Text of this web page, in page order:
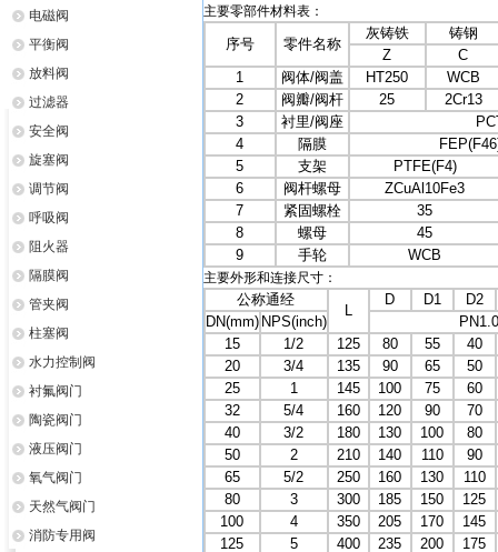
电磁阀
平衡阀
放料阀
过滤器
安全阀
旋塞阀
调节阀
呼吸阀
阻火器
隔膜阀
管夹阀
柱塞阀
水力控制阀
衬氟阀门
陶瓷阀门
液压阀门
氧气阀门
天然气阀门
消防专用阀
主要零部件材料表：
序号 零件名称
灰铸铁
铸钢
Z
C
1
阀体/阀盖 HT250
WCB
2
阀瓣/阀杆 25
2Cr13
3
衬里/阀座
4
隔膜
5
支架
PTFE(F4)
6
阀杆螺母
ZCuAl10Fe3
7
紧固螺栓
35
8
螺母
45
9
手轮 WCB
主要外形和连接尺寸：
公称通经
L
D D1
D2
DN(mm) NPS(inch)
15
1/2 125 80 55
40
20
3/4 135 90 65
50
25
1 145 100 75
60
32
5/4 160 120 90
70
40
3/2 180 130 100
80
50
2 210 140 110
90
65
5/2 250 160 130
110
80
3 300 185 150
125
100
4 350 205 170
145
125
5 400 235 200
175